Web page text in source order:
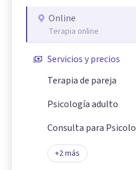
Online
Terapia online
Servicios y precios
Terapia de pareja
Psicología adulto
Consulta para
+2más